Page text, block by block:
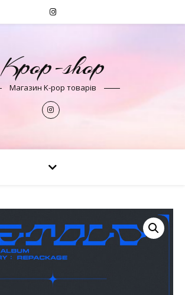
Kpop-shop
Магазин K-pop товарів